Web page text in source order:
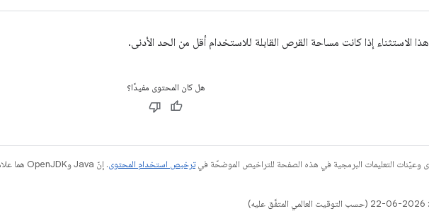
الاستثناء إذا كانت مساحة القرص القابلة للاستخدام أقل من الحد الأدنى.
هل كان المحتوى مفيدًا؟
التعليمات البرمجية في هذه الصفحة للتراخيص الموضحّة فيترخيص استخدام المحتوى